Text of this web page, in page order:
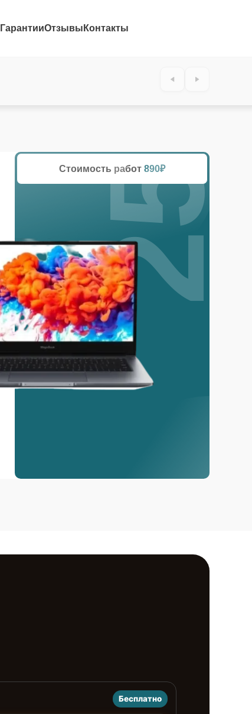
ГарантииОтзывы Контакты
Стоимость работ 890₽
25%
Бесплатно